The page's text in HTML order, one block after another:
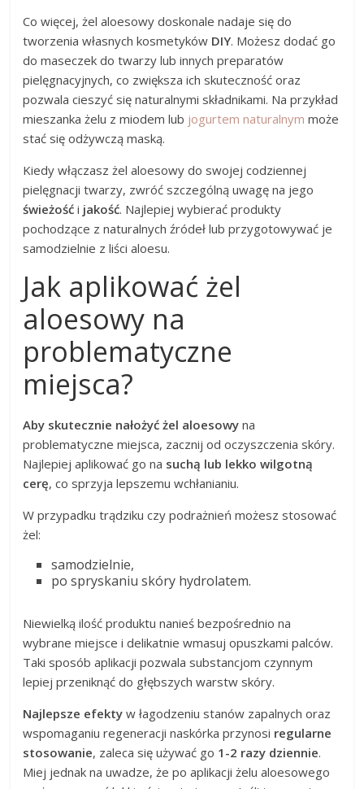
Co więcej, żel aloesowy doskonale nadaje się do
tworzenia własnych kosmetyków DIY. Możesz dodać go
do maseczek do twarzy lub innych preparatów
pielęgnacyjnych, co zwiększa ich skuteczność oraz
pozwala cieszyć się naturalnymi składnikami. Na przykład
mieszanka żelu z miodem lub jogurtem naturalnym może
stać się odżywczą maską.
Kiedy włączasz żel aloesowy do swojej codziennej
pielęgnacji twarzy, zwróć szczególną uwagę na jego
świeżość i jakość. Najlepiej wybierać produkty
pochodzące z naturalnych źródeł lub przygotowywać je
samodzielnie z liści aloesu.
Jak aplikować żel
aloesowy na
problematyczne
miejsca?
Aby skutecznie nałożyć żel aloesowy na
problematyczne miejsca, zacznij od oczyszczenia skóry.
Najlepiej aplikować go na suchą lub lekko wilgotną
cerę, co sprzyja lepszemu wchłanianiu.
W przypadku trądziku czy podrażnień możesz stosować
żel:
samodzielnie,
po spryskaniu skóry hydrolatem.
Niewielką ilość produktu nanieś bezpośrednio na
wybrane miejsce i delikatnie wmasuj opuszkami palców.
Taki sposób aplikacji pozwala substancjom czynnym
lepiej przeniknąć do głębszych warstw skóry.
Najlepsze efekty w łagodzeniu stanów zapalnych oraz
wspomaganiu regeneracji naskórka przynosi regularne
stosowanie, zaleca się używać go 1-2 razy dziennie.
Miej jednak na uwadze, że po aplikacji żelu aloesowego